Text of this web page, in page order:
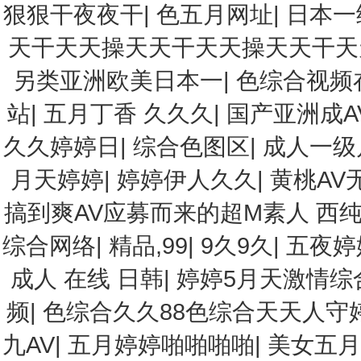
狠狠干夜夜干|色五月网址| 日本
天干天天操天天干天天操天天干
另类亚洲欧美日本一|色综合视频
站| 五月丁香 久久久 | 国产亚洲成
久久婷婷日 | 综合色图区| 成人一
月天婷婷| 婷婷伊人久久 | 黄桃AV
搞到爽AV应募而来的超M素人 西
综合网络| 精品,99| 9久9久 | 五夜
成人 在线 日韩| 婷婷5月天激情综
频|色综合久久88色综合天天人守
九AV| 五月婷婷啪啪啪啪| 美女五